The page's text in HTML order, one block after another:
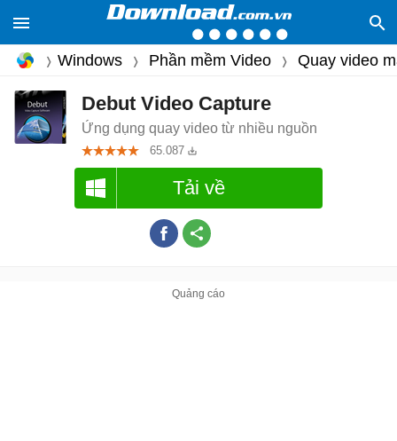
Windows Phần mềm Video Quay video
Debut Video Capture
Ứng dụng quay video từ nhiều nguồn
65.087
Tải về